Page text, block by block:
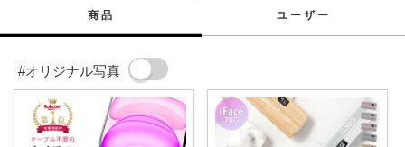
商品 ユーザー
#オリジナル写真